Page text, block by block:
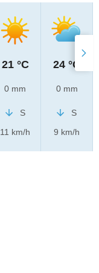
21 °C
0 mm
S
11 km/h
24 °C
0 mm
S
9 km/h